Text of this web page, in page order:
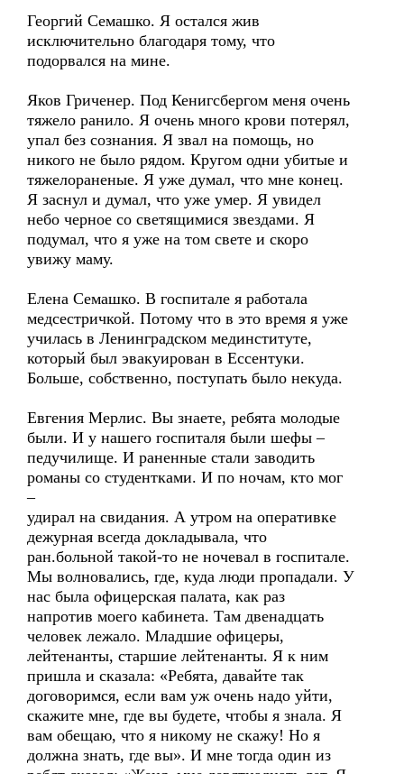
Георгий Семашко. Я остался жив
исключительно благодаря тому, что
подорвался на мине.
Яков Гриченер. Под Кенигсбергом меня очень
тяжело ранило. Я очень много крови потерял,
упал без сознания. Я звал на помощь, но
никого не было рядом. Кругом одни убитые и
тяжелораненые. Я уже думал, что мне конец.
Я заснул и думал, что уже умер. Я увидел
небо черное со светящимися звездами. Я
подумал, что я уже на том свете и скоро
увижу маму.
Елена Семашко. В госпитале я работала
медсестричкой. Потому что в это время я уже
училась в Ленинградском мединституте,
который был эвакуирован в Ессентуки.
Больше, собственно, поступать было некуда.
Евгения Мерлис. Вы знаете, ребята молодые
были. И у нашего госпиталя были шефы –
педучилище. И раненные стали заводить
романы со студентками. И по ночам, кто мог
–
удирал на свидания. А утром на оперативке
дежурная всегда докладывала, что
ран.больной такой-то не ночевал в госпитале.
Мы волновались, где, куда люди пропадали. У
нас была офицерская палата, как раз
напротив моего кабинета. Там двенадцать
человек лежало. Младшие офицеры,
лейтенанты, старшие лейтенанты. Я к ним
пришла и сказала: «Ребята, давайте так
договоримся, если вам уж очень надо уйти,
скажите мне, где вы будете, чтобы я знала. Я
вам обещаю, что я никому не скажу! Но я
должна знать, где вы». И мне тогда один из